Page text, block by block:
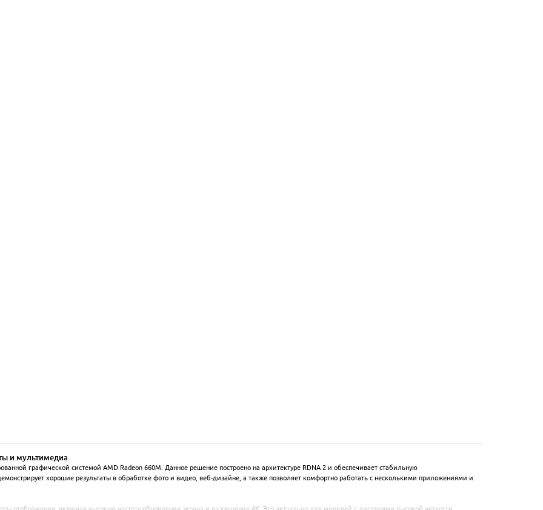
и мультимедиа
графической системой AMD Radeon 660M. Данное решение построено на архитектуре RDNA 2 и обеспечивает стабильную
хорошие результаты в обработке фото и видео, веб-дизайне, а также позволяет комфортно работать с несколькими приложениями и
отображения, включая высокую частоту обновления экрана и разрешение 4K. Это актуально для моделей с дисплеями высокой четкости.